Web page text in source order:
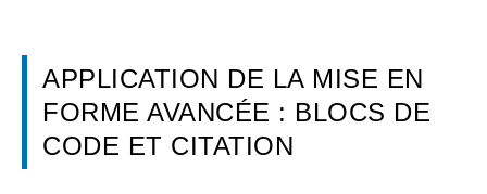
APPLICATION DE LA MISE EN
FORME AVANCÉE : BLOCS DE
CODE ET CITATION